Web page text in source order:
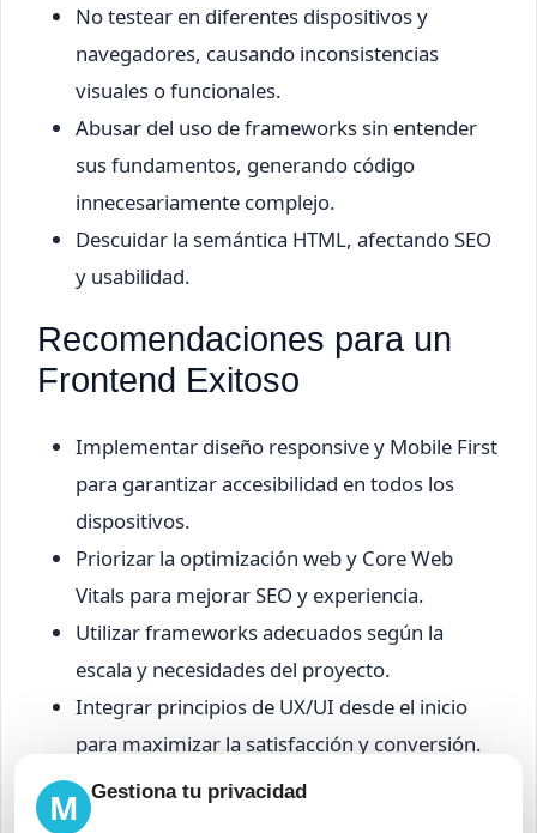
No testear en diferentes dispositivos y
navegadores, causando inconsistencias
visuales o funcionales.
Abusar del uso de frameworks sin entender
sus fundamentos, generando código
innecesariamente complejo.
Descuidar la semántica HTML, afectando SEO
y usabilidad.
Recomendaciones para un
Frontend Exitoso
Implementar diseño responsive y Mobile First
para garantizar accesibilidad en todos los
dispositivos.
Priorizar la optimización web y Core Web
Vitals para mejorar SEO y experiencia.
Utilizar frameworks adecuados según la
escala y necesidades del proyecto.
Integrar principios de UX/UI desde el inicio
para maximizar la satisfacción y conversión.
Realizar pruebas continuas en diversos
entornos para asegurar calidad y
M Gestiona tu privacidad